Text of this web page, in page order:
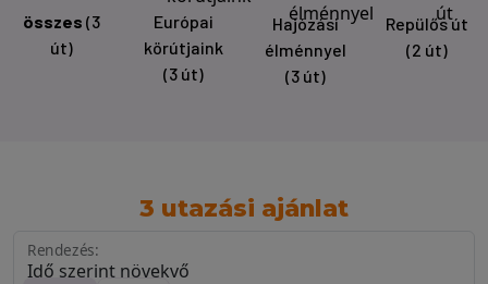
összes (3
út)
Európai
körútjaink
(3 út)
Hajózási
élménnyel
(3 út)
Repülős út
(2 út)
3 utazási ajánlat
Rendezés: